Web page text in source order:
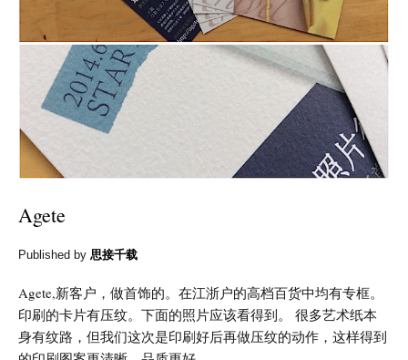
Agete
Published by 思接千载
Agete,新客户，做首饰的。在江浙户的高档百货中均有专框。
印刷的卡片有压纹。下面的照片应该看得到。 很多艺术纸本
身有纹路，但我们这次是印刷好后再做压纹的动作，这样得到